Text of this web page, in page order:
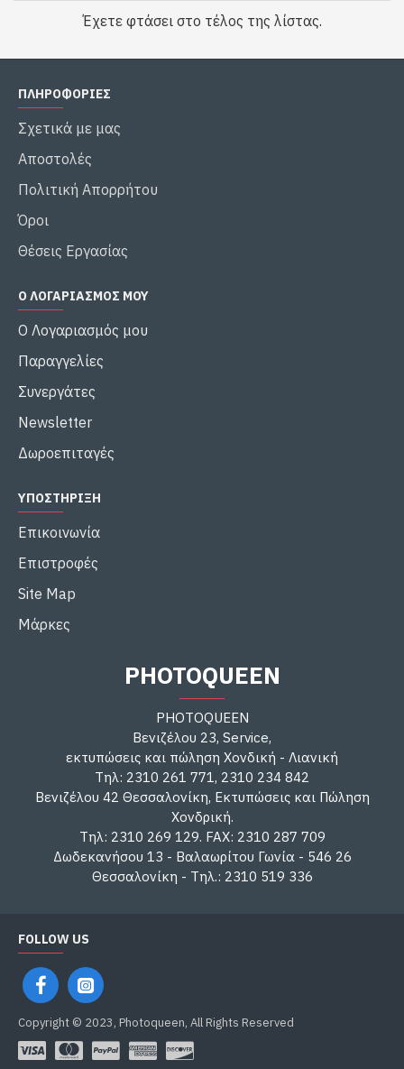
Έχετε φτάσει στο τέλος της λίστας.
ΠΛΗΡΟΦΟΡΙΕΣ
Σχετικά με μας
Αποστολές
Πολιτική Απορρήτου
Όροι
Θέσεις Εργασίας
Ο ΛΟΓΑΡΙΑΣΜΌΣ ΜΟΥ
Ο Λογαριασμός μου
Παραγγελίες
Συνεργάτες
Newsletter
Δωροεπιταγές
ΥΠΟΣΤΉΡΙΞΗ
Επικοινωνία
Επιστροφές
Site Map
Μάρκες
PHOTOQUEEN
PHOTOQUEEN
Βενιζέλου 23, Service,
εκτυπώσεις και πώληση Χονδική - Λιανική
Τηλ: 2310 261 771, 2310 234 842
Βενιζέλου 42 Θεσσαλονίκη, Εκτυπώσεις και Πώληση
Χονδρική.
Τηλ: 2310 269 129. FAX: 2310 287 709
Δωδεκανήσου 13 - Βαλαωρίτου Γωνία - 546 26
Θεσσαλονίκη - Τηλ.: 2310 519 336
FOLLOW US
Copyright © 2023, Photoqueen, All Rights Reserved